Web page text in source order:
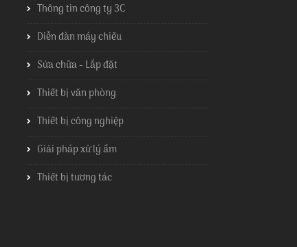
Thông tin công ty 3C
Diễn đàn máy chiếu
Sửa chữa - Lắp đặt
Thiết bị văn phòng
Thiết bị công nghiệp
Giải pháp xử lý ẩm
Thiết bị tương tác